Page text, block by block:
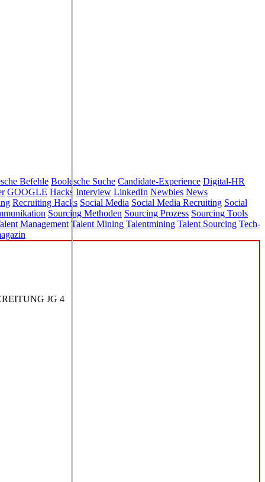
JG 4
Befehle Boolesche Suche Candidate-Experience Digital-HR
GOOGLE Hacks Interview LinkedIn Newbies News
Recruiting Hacks Social Media Social Media Recruiting Social
Sourcing Methoden Sourcing Prozess Sourcing Tools
Management Talent Mining Talentmining Talent Sourcing Tech-